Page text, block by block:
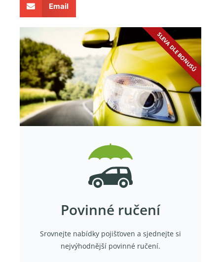
Email
Povinné ručení
Srovnejte nabídky pojišťoven a sjednejte si
nejvýhodnější povinné ručení.
SLEVA DLE BONUSŮ